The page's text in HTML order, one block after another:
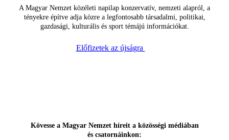
A Magyar Nemzet közéleti napilap konzervatív, nemzeti alapról, a
tényekre építve adja közre a legfontosabb társadalmi, politikai,
gazdasági, kulturális és sport témájú információkat.
Előfizetek az újságra
Kövesse a Magyar Nemzet híreit a közösségi médiában
és csatornáinkon: